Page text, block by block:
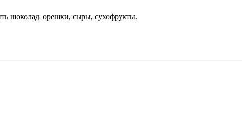
шоколад, орешки, сыры, сухофрукты.